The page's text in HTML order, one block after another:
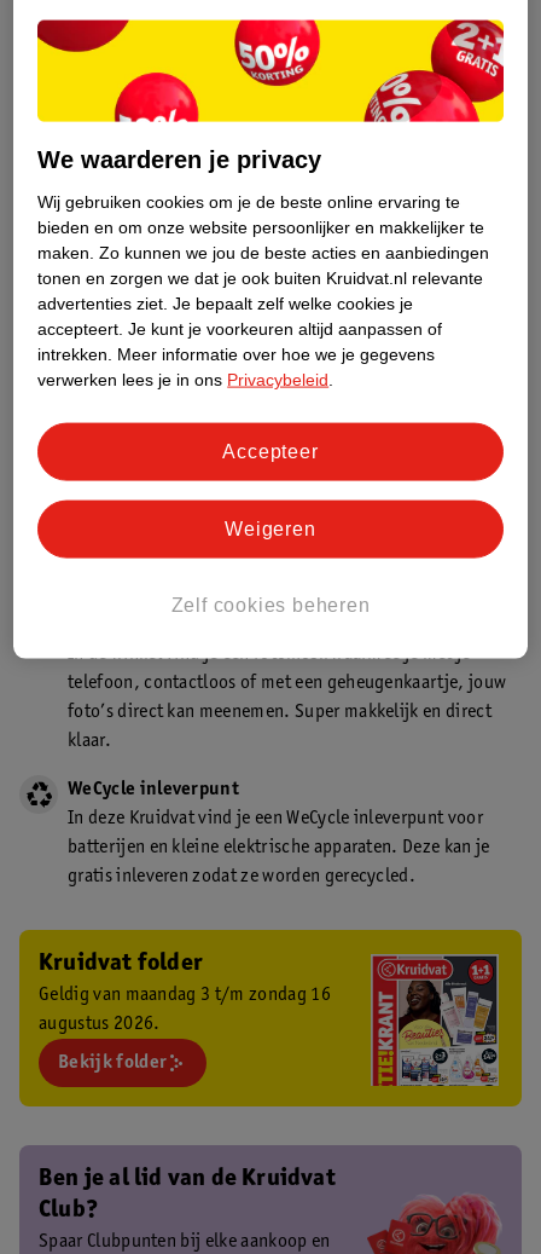
Kruidvat is een erkend specialist in
zelfzorg, ook online. Wat je
gezondheidsvraag ook is, stel hem aan
Stel je gezondheidsvraag
Ook in deze winkel
Kruidvat.nl ophaalpunt
Laat je bestelling snel en gemakkelijk bezorgen in de
Kruidvat is een gecertificeerd drogist. Dit betekent dat je
In de winkel vind je een fotokiosk waarmee je met je
telefoon, contactloos of met een geheugenkaartje, jouw
foto’s direct kan meenemen. Super makkelijk en direct
klaar.
WeCycle inleverpunt
In deze Kruidvat vind je een WeCycle inleverpunt voor
batterijen en kleine elektrische apparaten. Deze kan je
gratis inleveren zodat ze worden gerecycled.
Kruidvat folder
Geldig van maandag 3 t/m zondag 16
augustus 2026.
Bekijk folder
Ben je al lid van de Kruidvat
Club?
Spaar Clubpunten bij elke aankoop en
We waarderen je privacy
Wij gebruiken cookies om je de beste online ervaring te
bieden en om onze website persoonlijker en makkelijker te
maken. Zo kunnen we jou de beste acties en aanbiedingen
tonen en zorgen we dat je ook buiten Kruidvat.nl relevante
advertenties ziet. Je bepaalt zelf welke cookies je
accepteert. Je kunt je voorkeuren altijd aanpassen of
intrekken.
Meer informatie over hoe we je gegevens
verwerken lees je in ons Privacybeleid
Zelf cookies beheren
Weigeren
Accepteer